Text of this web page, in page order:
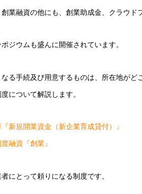
業融資の他にも、創業助成金、クラウド
ジウムも盛んに開催されています。
る手続及び用意するものは、所在地が
について解説します。
新規開業資金（新企業育成貸付）』
融資『創業』
にとって頼りになる制度です。